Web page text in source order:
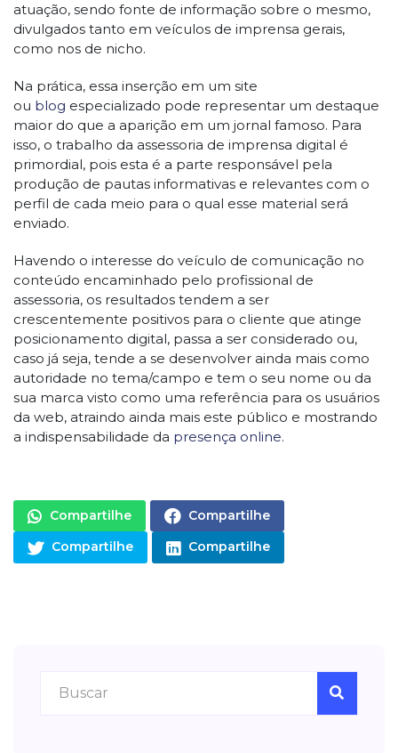
atuação, sendo fonte de informação sobre o mesmo,
divulgados tanto em veículos de imprensa gerais,
como nos de nicho.
Na prática, essa inserção em um site
ou blog especializado pode representar um destaque
maior do que a aparição em um jornal famoso. Para
isso, o trabalho da assessoria de imprensa digital é
primordial, pois esta é a parte responsável pela
produção de pautas informativas e relevantes com o
perfil de cada meio para o qual esse material será
enviado.
Havendo o interesse do veículo de comunicação no
conteúdo encaminhado pelo profissional de
assessoria, os resultados tendem a ser
crescentemente positivos para o cliente que atinge
posicionamento digital, passa a ser considerado ou,
caso já seja, tende a se desenvolver ainda mais como
autoridade no tema/campo e tem o seu nome ou da
sua marca visto como uma referência para os usuários
da web, atraindo ainda mais este público e mostrando
a indispensabilidade da presença online.
Compartilhe
Compartilhe
Compartilhe
Compartilhe